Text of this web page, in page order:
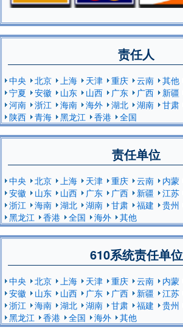
责任人
中央 北京 上海 天津 重庆 云南 其他
宁夏
安徽 山东 山西 广东 广西 新疆
河南
浙江 海南 海外 湖北 湖南 甘肃
陕西
青海 黑龙江 香港 全国
责任单位
中央 北京 上海 天津 重庆 云南 内蒙
安徽
山东 山西 广东 广西 新疆 江苏
浙江
海南 湖北 湖南 甘肃 福建 贵州
黑龙江
香港 全国 海外 其他
610系统责任单位
中央 北京 上海 天津 重庆 云南 内蒙
安徽
山东 山西 广东 广西 新疆 江苏
浙江
海南 湖北 湖南 甘肃 福建 贵州
黑龙江
香港 全国 海外 其他